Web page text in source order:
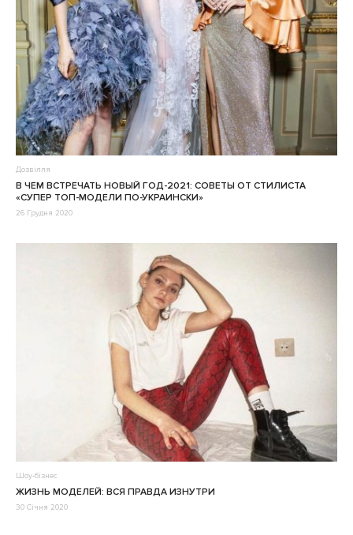
Дозвілля
В ЧЕМ ВСТРЕЧАТЬ НОВЫЙ ГОД-2021: СОВЕТЫ ОТ СТИЛИСТА
«СУПЕР ТОП-МОДЕЛИ ПО-УКРАИНСКИ»
26 Грудня 2020
Шоу-бізнес
ЖИЗНЬ МОДЕЛЕЙ: ВСЯ ПРАВДА ИЗНУТРИ
30 Січня 2020